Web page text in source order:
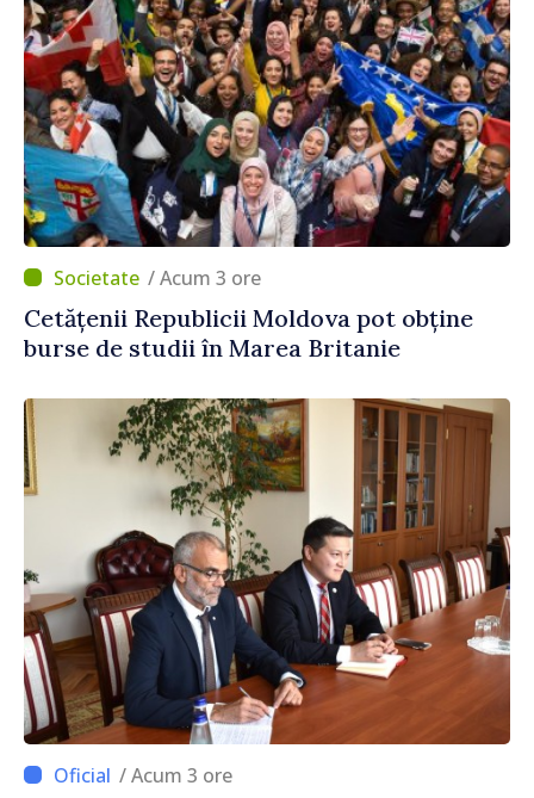
/ Acum 3 ore
Cetățenii Republicii Moldova pot obține
burse de studii în Marea Britanie
/ Acum 3 ore